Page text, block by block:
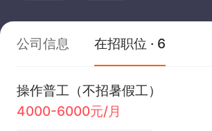
公司信息 在招职位 · 6
操作普工（不招暑假工）
4000-6000元/月